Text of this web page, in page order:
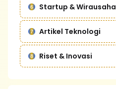
Startup & Wirausaha
Artikel Teknologi
Riset & Inovasi